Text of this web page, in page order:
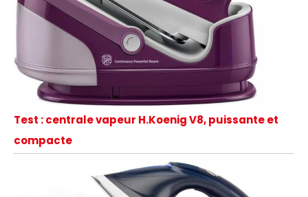
Test : centrale vapeur H.Koenig V8, puissante et
compacte